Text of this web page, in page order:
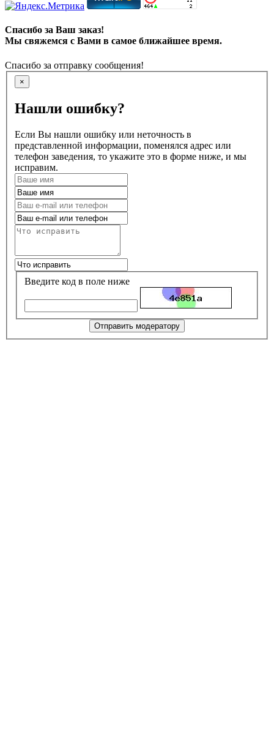
Спасибо за Ваш заказ!
Мы свяжемся с Вами в самое ближайшее время.
Спасибо за отправку сообщения!
×
Нашли ошибку?
Если Вы нашли ошибку или неточность в
представленной информации, поменялся адрес или
телефон заведения, то укажите это в форме ниже, и мы
исправим.
Введите код в поле ниже
Отправить модератору